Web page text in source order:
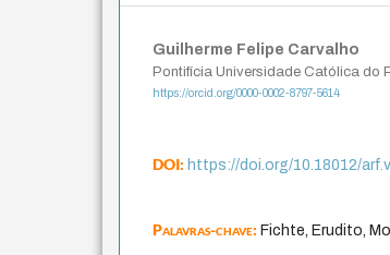
Guilherme Felipe Carvalho
Pontifícia Universidade Católica do
https://orcid.org/0000-0002-8797-5614
DOI:https://doi.org/10.18012/
Palavras-chave:Fichte, Erudito,